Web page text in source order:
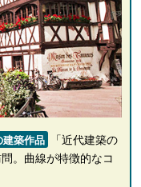
築作品
「近代建築の
。曲線が特徴的なコ